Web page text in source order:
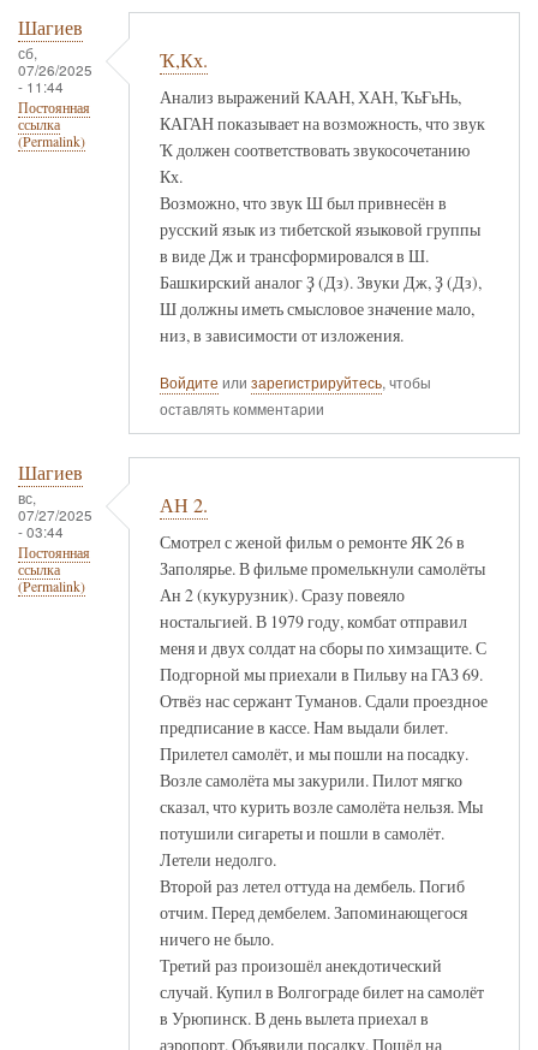
Шагиев
сб,
07/26/2025
- 11:44
Постоянная
ссылка
(Permalink)
Ҡ,Кх.
Анализ выражений КААН, ХАН, ҠьҒьНь,
КАГАН показывает на возможность, что звук
Ҡ должен соответствовать звукосочетанию
Кх.
Возможно, что звук Ш был привнесён в
русский язык из тибетской языковой группы
в виде Дж и трансформировался в Ш.
Башкирский аналог Ҙ (Дз). Звуки Дж, Ҙ (Дз),
Ш должны иметь смысловое значение мало,
низ, в зависимости от изложения.
Войдите или зарегистрируйтесь, чтобы
оставлять комментарии
Шагиев
вс,
07/27/2025
- 03:44
Постоянная
ссылка
(Permalink)
АН 2.
Смотрел с женой фильм о ремонте ЯК 26 в
Заполярье. В фильме промелькнули самолёты
Ан 2 (кукурузник). Сразу повеяло
ностальгией. В 1979 году, комбат отправил
меня и двух солдат на сборы по химзащите. С
Подгорной мы приехали в Пильву на ГАЗ 69.
Отвёз нас сержант Туманов. Сдали проездное
предписание в кассе. Нам выдали билет.
Прилетел самолёт, и мы пошли на посадку.
Возле самолёта мы закурили. Пилот мягко
сказал, что курить возле самолёта нельзя. Мы
потушили сигареты и пошли в самолёт.
Летели недолго.
Второй раз летел оттуда на дембель. Погиб
отчим. Перед дембелем. Запоминающегося
ничего не было.
Третий раз произошёл анекдотический
случай. Купил в Волгограде билет на самолёт
в Урюпинск. В день вылета приехал в
аэропорт. Объявили посадку. Пошёл на